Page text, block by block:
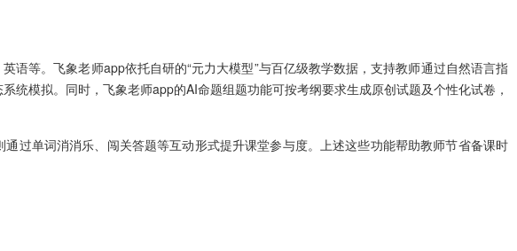
等。飞象老师app依托自研的“元力大模型”与百亿级教学数据，支持教师通过自然语言指
模拟。同时，飞象老师app的AI命题组题功能可按考纲要求生成原创试题及个性化试卷，
过单词消消乐、闯关答题等互动形式提升课堂参与度。上述这些功能帮助教师节省备课时